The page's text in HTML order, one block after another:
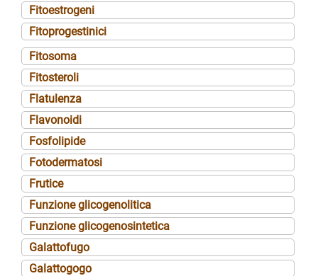
Fitoestrogeni
Fitoprogestinici
Fitosoma
Fitosteroli
Flatulenza
Flavonoidi
Fosfolipide
Fotodermatosi
Frutice
Funzione glicogenolitica
Funzione glicogenosintetica
Galattofugo
Galattogogo